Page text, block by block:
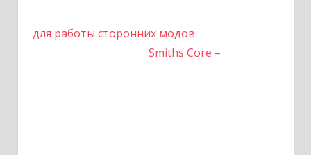
для работы сторонних модов
Smiths Core –